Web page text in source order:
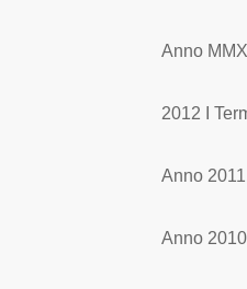
Anno
2012 I
Anno
Anno